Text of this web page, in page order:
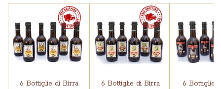
6 Bottiglie di Birra
6 Bottiglie di Birra
6 Bottiglie